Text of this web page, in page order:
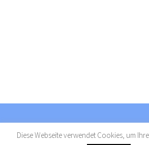
Diese Webseite verwendet Cookies, um